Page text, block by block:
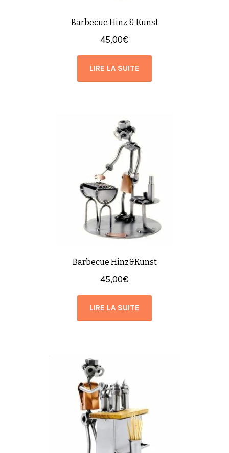
Barbecue Hinz & Kunst
45,00€
LIRE LA SUITE
Barbecue Hinz&Kunst
45,00€
LIRE LA SUITE